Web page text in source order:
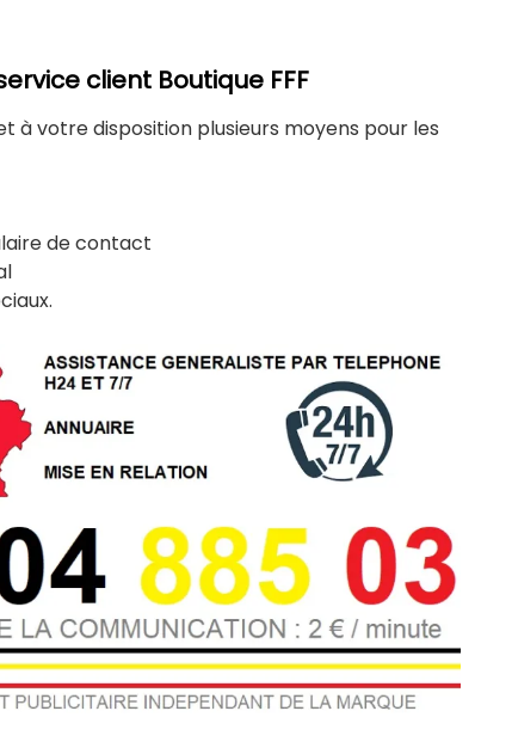
client Boutique FFF
à votre disposition plusieurs moyens pour les
de contact